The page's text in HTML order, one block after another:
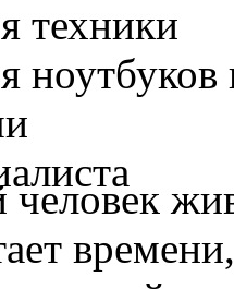
техники